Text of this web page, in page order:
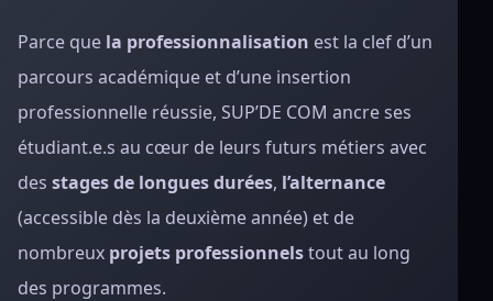
Parce que la professionnalisation est la clef d’un
parcours académique et d’une insertion
professionnelle réussie, SUP’DE COM ancre ses
étudiant.e.s au cœur de leurs futurs métiers avec
des stages de longues durées, l’alternance
(accessible dès la deuxième année) et de
nombreux projets professionnelstout au long
des programmes.